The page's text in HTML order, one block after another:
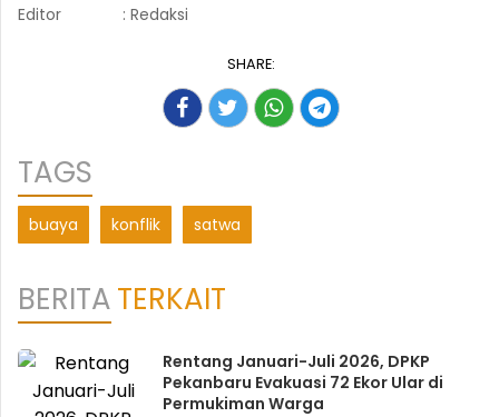
Editor : Redaksi
SHARE:
TAGS
buaya konflik satwa
BERITATERKAIT
Rentang Januari-Juli 2026, DPKP
Pekanbaru Evakuasi 72 Ekor Ular di
Permukiman Warga